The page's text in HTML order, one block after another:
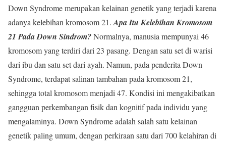
Down Syndrome merupakan kelainan genetik yang terjadi karena
adanya kelebihan kromosom 21. Apa Itu Kelebihan Kromosom
21 Pada Down Sindrom?Normalnya, manusia mempunyai 46
kromosom yang terdiri dari 23 pasang. Dengan satu set di warisi
dari ibu dan satu set dari ayah. Namun, pada penderita Down
Syndrome, terdapat salinan tambahan pada kromosom 21,
sehingga total kromosom menjadi 47. Kondisi ini mengakibatkan
gangguan perkembangan fisik dan kognitif pada individu yang
mengalaminya. Down Syndrome adalah salah satu kelainan
genetik paling umum, dengan perkiraan satu dari 700 kelahiran di